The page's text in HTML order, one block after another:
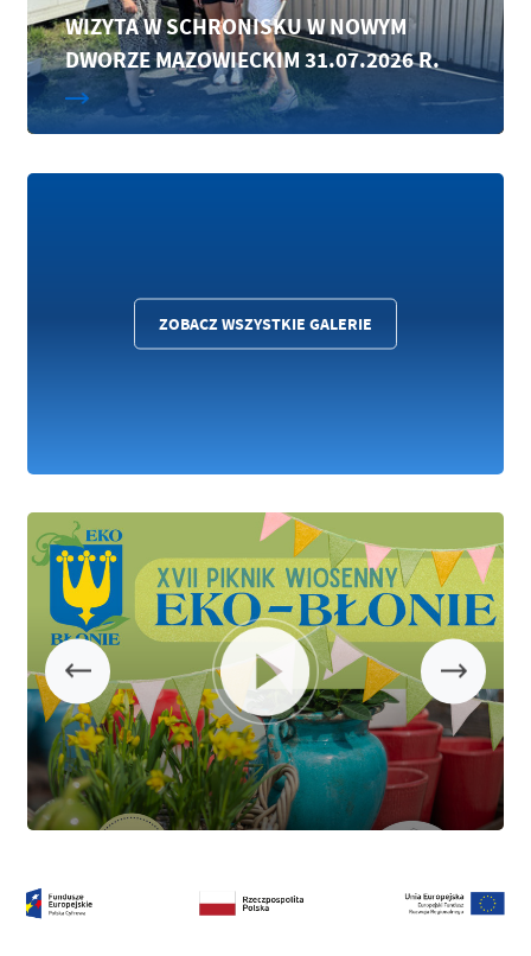
WIZYTA W SCHRONISKU W NOWYM
DWORZE MAZOWIECKIM 31.07.2026 R.
ZOBACZ WSZYSTKIE GALERIE